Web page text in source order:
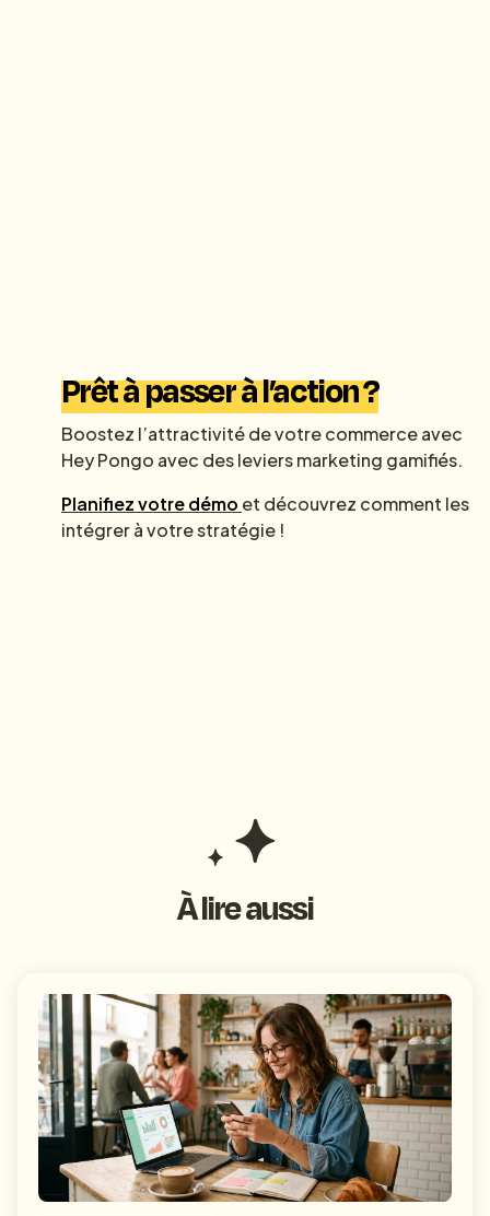
Prêt à passer à l’action ?
Boostez l’attractivité de votre commerce avec
Hey Pongo avec des leviers marketing gamifiés.
Planifiez votre démo et découvrez comment les
intégrer à votre stratégie !
À lire aussi